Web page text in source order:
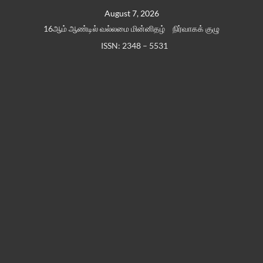
August 7, 2026
16ஆம் ஆண்டில் வல்லமை மின்னிதழ்
நிர்வாகக் குழு
ISSN: 2348 – 5531